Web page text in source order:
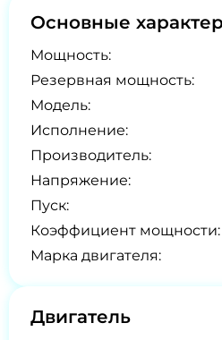
Основные
Мощность:
Резервная мощность:
Модель:
Исполнение:
Производитель:
Напряжение:
Пуск:
Коэффициент мощности:
Марка двигателя:
Двигатель